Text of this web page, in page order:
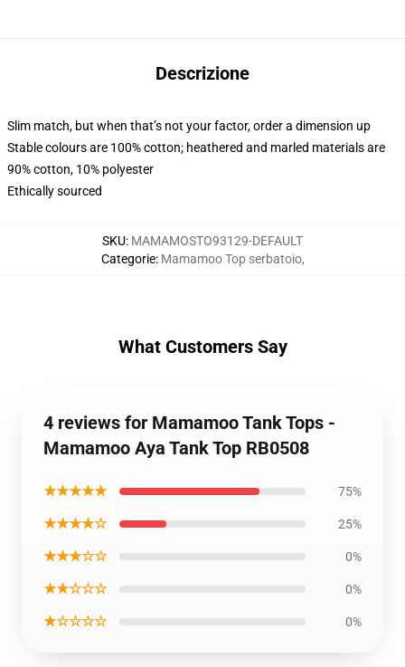
Descrizione
Slim match, but when that’s not your factor, order a dimension up
Stable colours are 100% cotton; heathered and marled materials are
90% cotton, 10% polyester
Ethically sourced
SKU: MAMAMOSTO93129-DEFAULT
Categorie: Mamamoo Top serbatoio,
What Customers Say
4 reviews for Mamamoo Tank Tops -
Mamamoo Aya Tank Top RB0508
★★★★★ 75%
★★★★☆ 25%
★★★☆☆ 0%
★★☆☆☆ 0%
★☆☆☆☆ 0%